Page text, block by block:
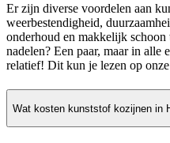
Er zijn diverse voordelen aan
weerbestendigheid,
onderhoud en makkelijk
nadelen? Een paar, maar in alle
relatief! Dit kun je lezen op
Wat kosten kunststof kozijnen in